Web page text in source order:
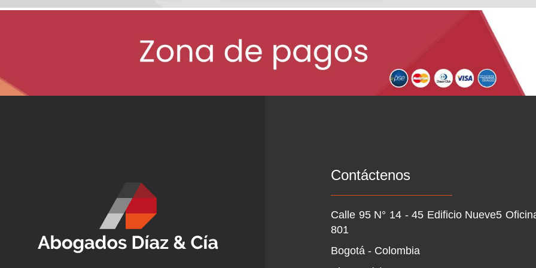
Contáctenos
Calle 95 N° 14 - 45 Edificio Nueve5
801
Bogotá - Colombia